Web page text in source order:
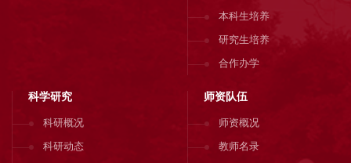
本科生培养
研究生培养
合作办学
科学研究
科研概况
科研动态
师资队伍
师资概况
教师名录